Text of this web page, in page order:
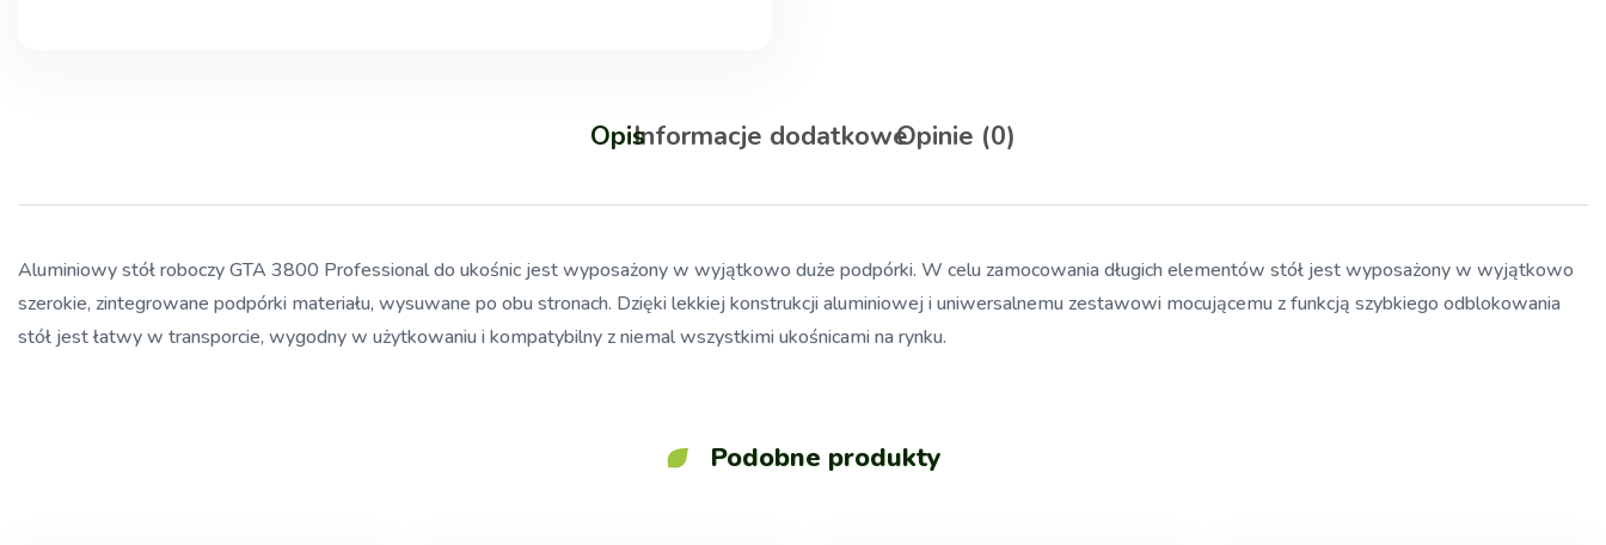
OpisInformacje dodatkoweOpinie (0)
Aluminiowy stół roboczy GTA 3800 Professional do ukośnic jest wyposażony w wyjątkowo duże podpórki. W celu zamocowania długich elementów stół jest wyposażony w wyjątkowo
szerokie, zintegrowane podpórki materiału, wysuwane po obu stronach. Dzięki lekkiej konstrukcji aluminiowej i uniwersalnemu zestawowi mocującemu z funkcją szybkiego odblokowania
stół jest łatwy w transporcie, wygodny w użytkowaniu i kompatybilny z niemal wszystkimi ukośnicami na rynku.
Podobne produkty